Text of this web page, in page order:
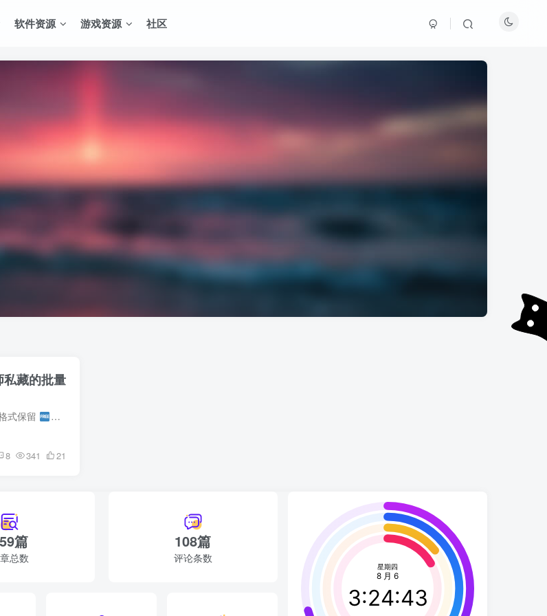
软件资源 游戏资源 社区
藏的批量
式保留 免费无广｜内存杀手退退退！打工人效率开挂 如果视频过于模糊请自行切换清晰度（即使已经默认超清，请在高清
8 341 21
篇
总数
108篇
评论条数